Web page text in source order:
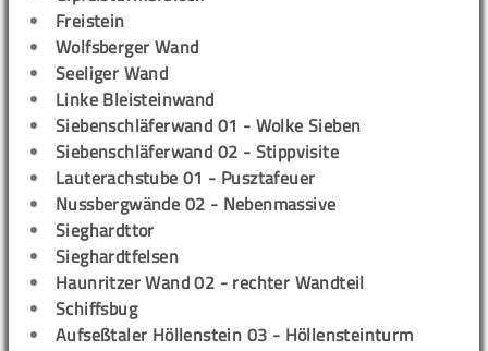
Freistein
Wolfsberger Wand
Seeliger Wand
Linke Bleisteinwand
Siebenschläferwand 01 - Wolke Sieben
Siebenschläferwand 02 - Stippvisite
Lauterachstube 01 - Pusztafeuer
Nussbergwände 02 - Nebenmassive
Sieghardttor
Sieghardtfelsen
Haunritzer Wand 02 - rechter Wandteil
Schiffsbug
Aufseßtaler Höllenstein 03 - Höllensteinturm